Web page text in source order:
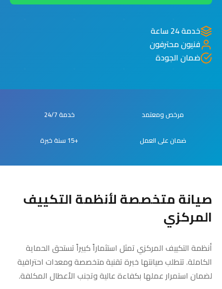
خدمة 24 ساعة
فنيون محترفون
ضمان الجودة
مرخص ومعتمد خدمة 24/7
ضمان على العمل +15 سنة خبرة
صيانة متخصصة لأنظمة التكييف
المركزي
أنظمة التكييف المركزي تمثل استثماراً كبيراً تستحق الحماية
الكاملة. تتطلب صيانتها خبرة تقنية متخصصة ومعدات احترافية
لضمان استمرار عملها بكفاءة عالية وتجنب الأعطال المكلفة.